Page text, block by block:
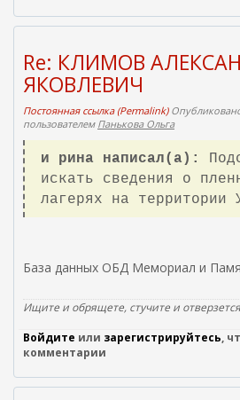
Re: КЛИМОВ
ЯКОВЛЕВИЧ
Постоянная ссылка (Permalink)
пользователем Панькова Ольга
и рина написал(а):
искать сведения о
лагерях на территории
База данных ОБД Мемориал и
Ищите и обрящете, стучите и отверзется
Войдите или зарегистрируйтесь,
комментарии